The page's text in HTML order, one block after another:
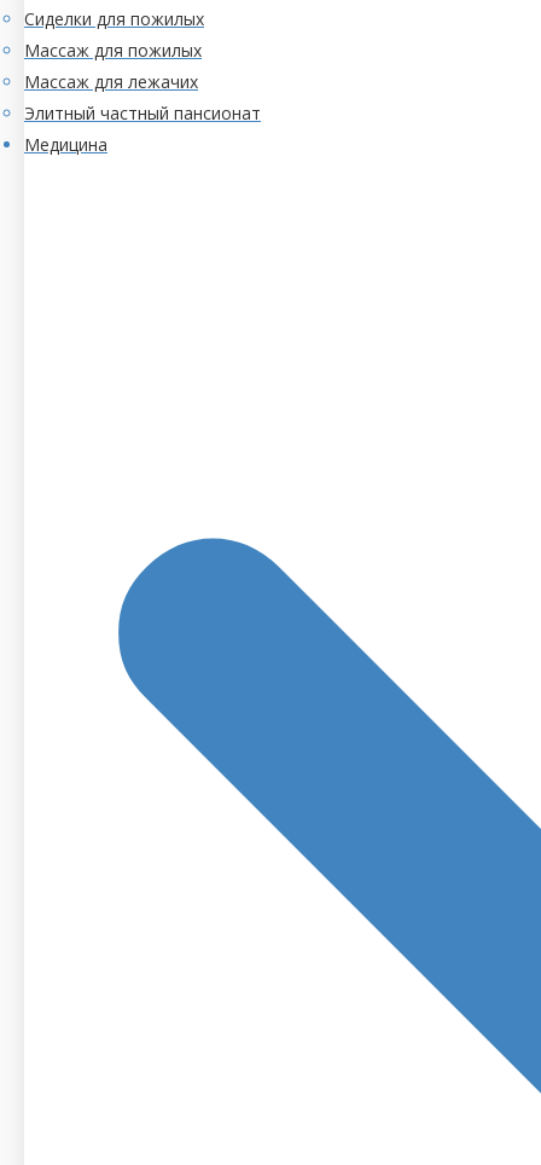
Сиделки для пожилых
Массаж для пожилых
Массаж для лежачих
Элитный частный пансионат
Медицина